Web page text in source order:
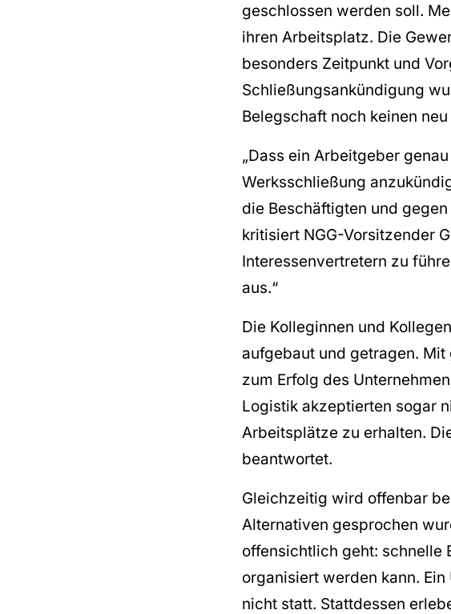
geschlossen werden soll.
ihren Arbeitsplatz. Die
besonders Zeitpunkt und
Schließungsankündigung
Belegschaft noch keinen
„Dass ein Arbeitgeber
Werksschließung
die Beschäftigten und
kritisiert NGG-Vorsitzender
Interessenvertretern zu
aus.“
Die Kolleginnen und
aufgebaut und getragen.
zum Erfolg des
Logistik akzeptierten sogar
Arbeitsplätze zu erhalten.
beantwortet.
Gleichzeitig wird offenbar
Alternativen gesprochen
offensichtlich geht: schnelle
organisiert werden kann.
nicht statt. Stattdessen